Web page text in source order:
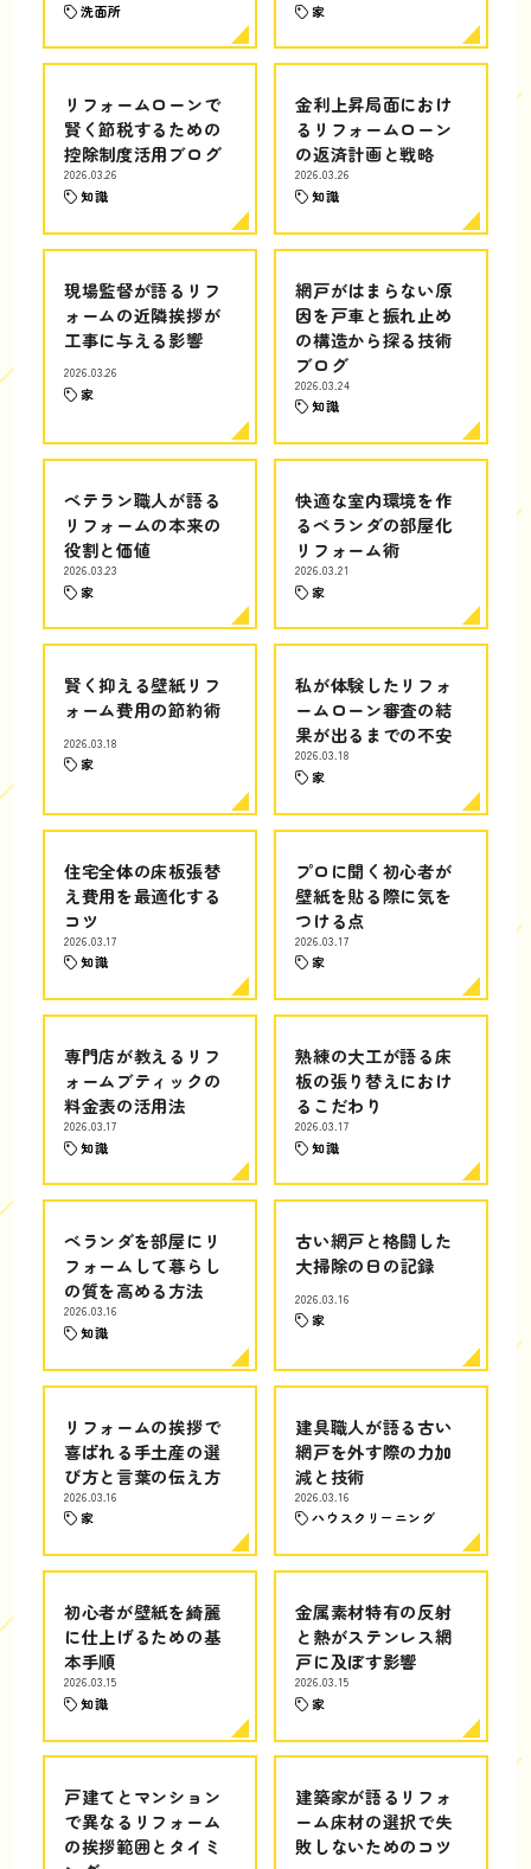
洗面所 家
リフォームローンで
賢く節税するための
控除制度活用ブログ
2026.03.26
知識
金利上昇局面におけ
るリフォームローン
の返済計画と戦略
2026.03.26
知識
現場監督が語るリフ
ォームの近隣挨拶が
工事に与える影響
2026.03.26
家
網戸がはまらない原
因を戸車と振れ止め
の構造から探る技術
ブログ
2026.03.24
知識
ベテラン職人が語る
リフォームの本来の
役割と価値
2026.03.23
家
快適な室内環境を作
るベランダの部屋化
リフォーム術
2026.03.21
家
賢く抑える壁紙リフ
ォーム費用の節約術
2026.03.18
家
私が体験したリフォ
ームローン審査の結
果が出るまでの不安
2026.03.18
家
住宅全体の床板張替
え費用を最適化する
コツ
2026.03.17
知識
プロに聞く初心者が
壁紙を貼る際に気を
つける点
2026.03.17
家
専門店が教えるリフ
ォームブティックの
料金表の活用法
2026.03.17
知識
熟練の大工が語る床
板の張り替えにおけ
るこだわり
2026.03.17
知識
ベランダを部屋にリ
フォームして暮らし
の質を高める方法
2026.03.16
知識
古い網戸と格闘した
大掃除の日の記録
2026.03.16
家
リフォームの挨拶で
喜ばれる手土産の選
び方と言葉の伝え方
2026.03.16
家
建具職人が語る古い
網戸を外す際の力加
減と技術
2026.03.16
ハウスクリーニング
初心者が壁紙を綺麗
に仕上げるための基
本手順
2026.03.15
知識
金属素材特有の反射
と熱がステンレス網
戸に及ぼす影響
2026.03.15
家
戸建てとマンション
で異なるリフォーム
の挨拶範囲とタイミ
建築家が語るリフォ
ーム床材の選択で失
敗しないためのコツ